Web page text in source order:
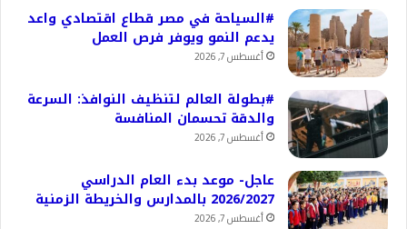
#السياحة في مصر قطاع اقتصادي واعد
يدعم النمو ويوفر فرص العمل
أغسطس 7, 2026
#بطولة العالم لتنظيف النوافذ: السرعة
والدقة تحسمان المنافسة
أغسطس 7, 2026
عاجل- موعد بدء العام الدراسي
2026/2027 بالمدارس والخريطة الزمنية
أغسطس 7, 2026